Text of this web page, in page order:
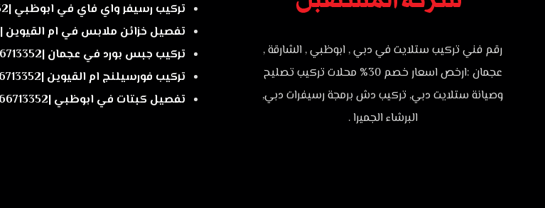
رقم فني تركيب ستلايت في دبي , ابوظبي , الشارقة ,
عجمان :ارخص اسعار خصم 30% محلات تركيب تصليح
وصيانة ستلايت دبي, تركيب دش برمجة رسيفرات دبي,
البرشاء الجميرا .
تركيب رسيفر واي فاي في ابوظبي |0566713352
تفصيل خزائن ملابس في ام القيوين |0566713352
تركيب جبس بورد في عجمان |0566713352
تركيب فورسيلنج ام القيوين |0566713352
تفصيل كبتات في ابوظبي |0566713352|